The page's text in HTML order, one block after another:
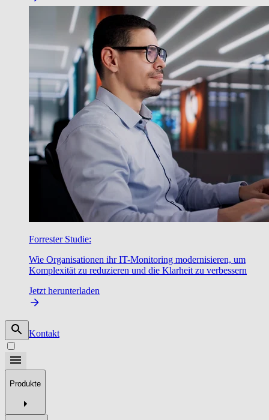
Forrester Studie:
Wie Organisationen ihr IT-Monitoring modernisieren, um
Komplexität zu reduzieren und die Klarheit zu verbessern
Jetzt herunterladen
Kontakt
Produkte